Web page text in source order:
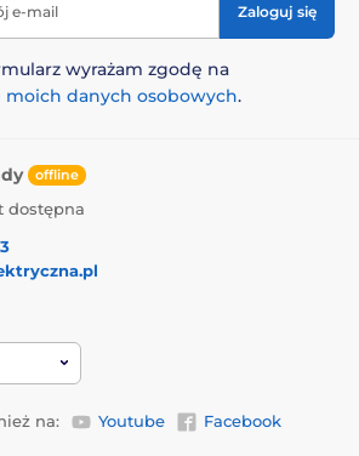
jagnięcina, 20% świeża dziczyzna,
3% wątroba wieprzowa), ryż
drożdże piwne, ziemniaki
2,2%, lucerna, czarne porzeczki 1%,
e-mail Zaloguj się
wyrażam zgodę na
moich danych osobowych.
offline
dostępna
na: Youtube
Facebook